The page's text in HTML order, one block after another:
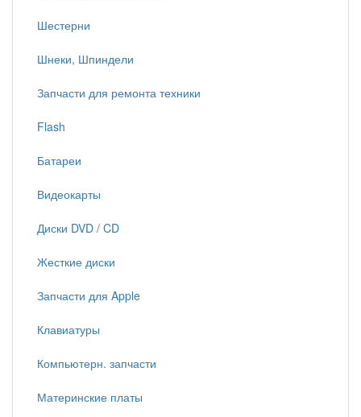
Шестерни
Шнеки, Шпиндели
Запчасти для ремонта техники
Flash
Батареи
Видеокарты
Диски DVD / CD
Жесткие диски
Запчасти для Apple
Клавиатуры
Компьютерн. запчасти
Материнские платы